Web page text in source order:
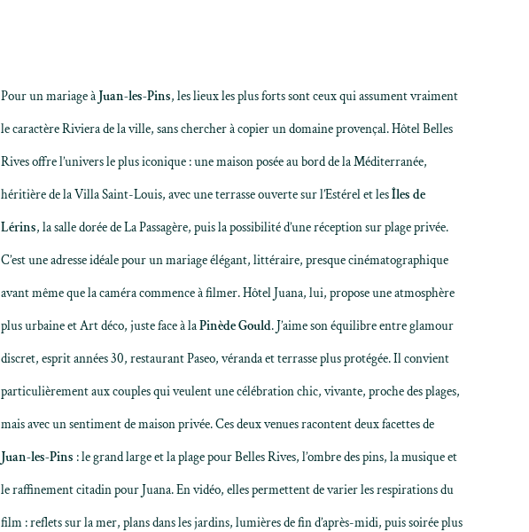
Pour un mariage à Juan-les-Pins, les lieux les plus forts sont ceux qui assument vraiment
le caractère Riviera de la ville, sans chercher à copier un domaine provençal.Hôtel Belles
Rivesoffre l’univers le plus iconique : une maison posée au bord de la Méditerranée,
héritière de la Villa Saint-Louis, avec une terrasse ouverte sur l’Estérel et lesÎles de
Lérins, la salle dorée de La Passagère, puis la possibilité d’une réception sur plage privée.
C’est une adresse idéale pour un mariage élégant, littéraire, presque cinématographique
avant même que la caméra commence à filmer.Hôtel Juana, lui, propose une atmosphère
plus urbaine et Art déco, juste face à laPinède Gould. J’aime son équilibre entre glamour
discret, esprit années 30, restaurant Paseo, véranda et terrasse plus protégée. Il convient
particulièrement aux couples qui veulent une célébration chic, vivante, proche des plages,
mais avec un sentiment de maison privée. Ces deux venues racontent deux facettes de
Juan-les-Pins : le grand large et la plage pour Belles Rives, l’ombre des pins, la musique et
le raffinement citadin pour Juana. En vidéo, elles permettent de varier les respirations du
film : reflets sur la mer, plans dans les jardins, lumières de fin d’après-midi, puis soirée plus